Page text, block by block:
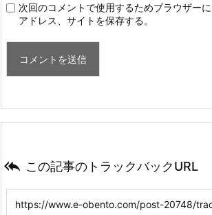
次回のコメントで使用するためブラウザー
アドレス、サイトを保存する。
 この記事のトラックバックURL